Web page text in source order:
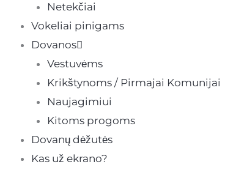
Netekčiai
Vokeliai pinigams
Dovanos
Vestuvėms
Krikštynoms / Pirmajai Komunijai
Naujagimiui
Kitoms progoms
Dovanų dėžutės
Kas už ekrano?